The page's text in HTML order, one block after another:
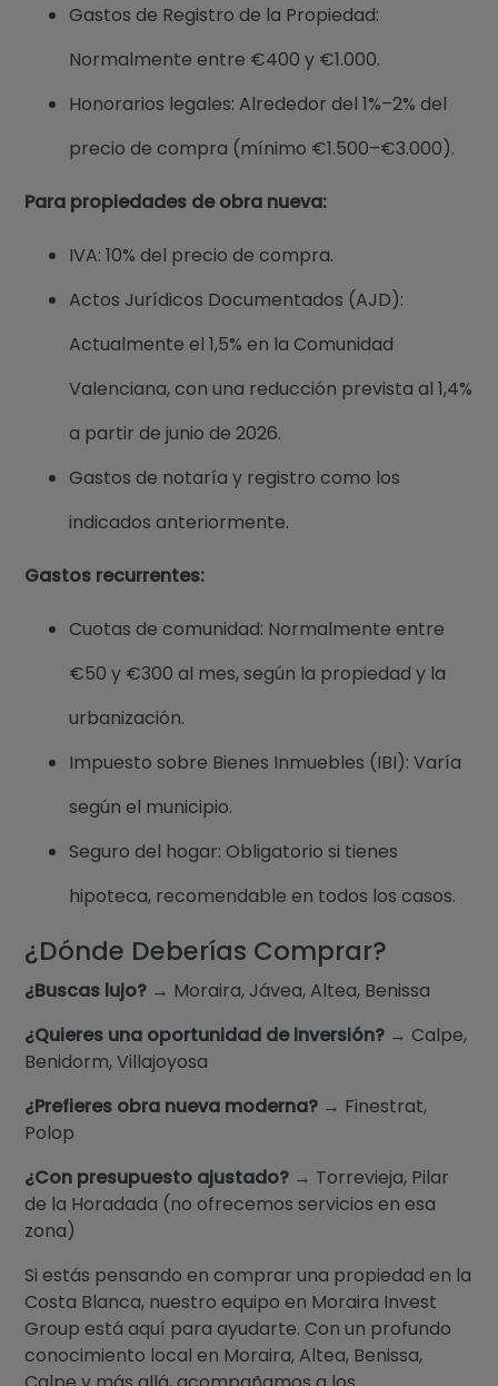
Gastos de Registro de la Propiedad:
Normalmente entre €400 y €1.000.
Honorarios legales: Alrededor del 1%–2% del
precio de compra (mínimo €1.500–€3.000).
Para propiedades de obra nueva:
IVA: 10% del precio de compra.
Actos Jurídicos Documentados (AJD):
Actualmente el 1,5% en la Comunidad
Valenciana, con una reducción prevista al 1,4%
a partir de junio de 2026.
Gastos de notaría y registro como los
indicados anteriormente.
Gastos recurrentes:
Cuotas de comunidad: Normalmente entre
€50 y €300 al mes, según la propiedad y la
urbanización.
Impuesto sobre Bienes Inmuebles (IBI): Varía
según el municipio.
Seguro del hogar: Obligatorio si tienes
hipoteca, recomendable en todos los casos.
¿Dónde Deberías Comprar?
¿Buscas lujo? → Moraira, Jávea, Altea, Benissa
¿Quieres una oportunidad de inversión? → Calpe,
Benidorm, Villajoyosa
¿Prefieres obra nueva moderna? → Finestrat,
Polop
¿Con presupuesto ajustado? → Torrevieja, Pilar
de la Horadada (no ofrecemos servicios en esa
zona)
Si estás pensando en comprar una propiedad en la
Costa Blanca, nuestro equipo en Moraira Invest
Group está aquí para ayudarte. Con un profundo
conocimiento local en Moraira, Altea, Benissa,